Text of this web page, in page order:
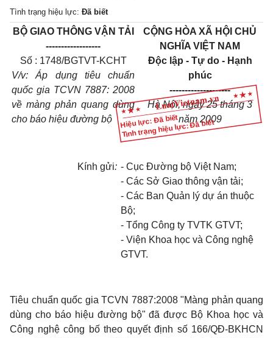
Tình trạng hiệu lực: Đã biết
Hiệu lực: Đã biết
Tình trạng hiệu lực: Đã biết
BỘ GIAO THÔNG VẬN TẢI
------------------
Số : 1748/BGTVT-KCHT
V/v: Áp dụng tiêu chuẩn
quốc gia TCVN 7887: 2008
về màng phản quang dùng
cho báo hiệu đường bộ
CỘNG HÒA XÃ HỘI CHỦ
NGHĨA VIỆT NAM
Độc lập - Tự do - Hạnh
phúc
--------------------
Hà Nội, ngày 25 tháng 3
năm 2009
Kính gửi: - Cục Đường bộ Việt Nam;
- Các Sở Giao thông vận tải;
- Các Ban Quản lý dự án thuộc
Bộ;
- Tổng Công ty TVTK GTVT;
- Viện Khoa học và Công nghệ
GTVT.
Tiêu chuẩn quốc gia TCVN 7887:2008 "Màng phản quang
dùng cho báo hiệu đường bộ" đã được Bộ Khoa học và
Công nghệ công bố theo quyết định số 166/QĐ-BKHCN